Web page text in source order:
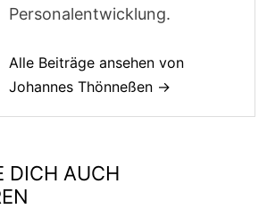
Personalentwicklung.
Alle Beiträge ansehen von
Johannes Thönneßen →
DICH AUCH